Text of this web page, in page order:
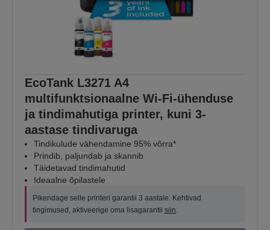
EcoTank L3271 A4
multifunktsionaalne Wi-Fi-ühenduse
ja tindimahutiga printer, kuni 3-
aastase tindivaruga
Tindikulude vähendamine 95% võrra*
Prindib, paljundab ja skannib
Täidetavad tindimahutid
Ideaalne õpilastele
Pikendage selle printeri garantii 3 aastale. Kehtivad
tingimused, aktiveerige oma lisagarantii siin.